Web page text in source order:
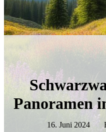
Panoramen
16. Juni 2024